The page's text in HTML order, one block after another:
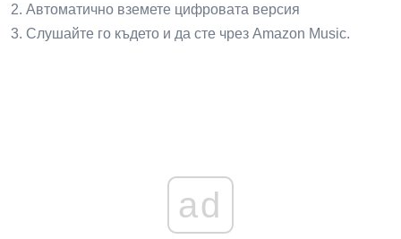
2. Автоматично вземете цифровата версия
3. Слушайте го където и да сте чрез Amazon Music.
ad